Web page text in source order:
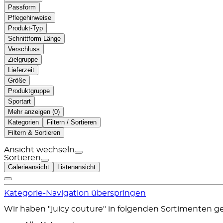
Passform
Pflegehinweise
Produkt-Typ
Schnittform Länge
Verschluss
Zielgruppe
Lieferzeit
Größe
Produktgruppe
Sportart
Mehr anzeigen ( )
Kategorien
Filtern / Sortieren
Filtern & Sortieren
Ansicht wechseln
Sortieren
Galerieansicht Listenansicht
Kategorie-Navigation überspringen
Wir haben "juicy couture" in folgenden Sortimenten